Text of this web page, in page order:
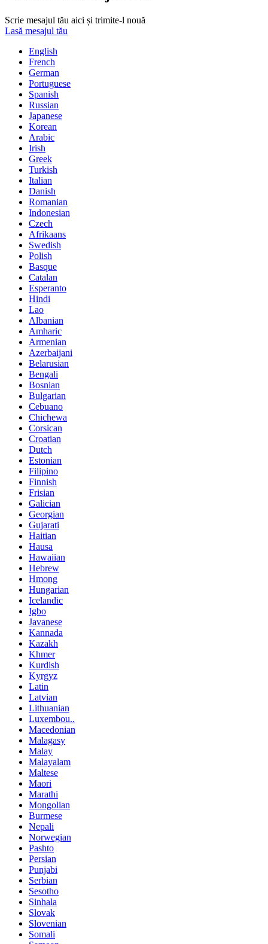
Scrie mesajul tău aici și trimite-l nouă
Lasă mesajul tău
English
French
German
Portuguese
Spanish
Russian
Japanese
Korean
Arabic
Irish
Greek
Turkish
Italian
Danish
Romanian
Indonesian
Czech
Afrikaans
Swedish
Polish
Basque
Catalan
Esperanto
Hindi
Lao
Albanian
Amharic
Armenian
Azerbaijani
Belarusian
Bengali
Bosnian
Bulgarian
Cebuano
Chichewa
Corsican
Croatian
Dutch
Estonian
Filipino
Finnish
Frisian
Galician
Georgian
Gujarati
Haitian
Hausa
Hawaiian
Hebrew
Hmong
Hungarian
Icelandic
Igbo
Javanese
Kannada
Kazakh
Khmer
Kurdish
Kyrgyz
Latin
Latvian
Lithuanian
Luxembou..
Macedonian
Malagasy
Malay
Malayalam
Maltese
Maori
Marathi
Mongolian
Burmese
Nepali
Norwegian
Pashto
Persian
Punjabi
Serbian
Sesotho
Sinhala
Slovak
Slovenian
Somali